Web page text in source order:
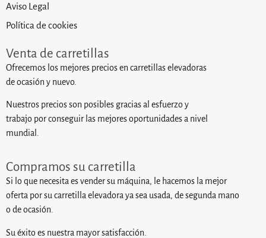
Aviso Legal
Política de cookies
Venta de carretillas
Ofrecemos los mejores precios en carretillas elevadoras
de ocasión y nuevo.
Nuestros precios son posibles gracias al esfuerzo y
trabajo por conseguir las mejores oportunidades a nivel
mundial.
Compramos su carretilla
Si lo que necesita es vender su máquina, le hacemos la mejor
oferta por su carretilla elevadora ya sea usada, de segunda mano
o de ocasión.
Su éxito es nuestra mayor satisfacción.